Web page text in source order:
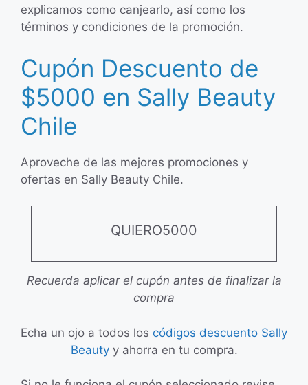
explicamos como canjearlo, así como los
términos y condiciones de la promoción.
Cupón Descuento de
$5000 en Sally Beauty
Chile
Aproveche de las mejores promociones y
ofertas en Sally Beauty Chile.
QUIERO5000
Recuerda aplicar el cupón antes de finalizar la
compra
Echa un ojo a todos los códigos descuento Sally
Beautyy ahorra en tu compra.